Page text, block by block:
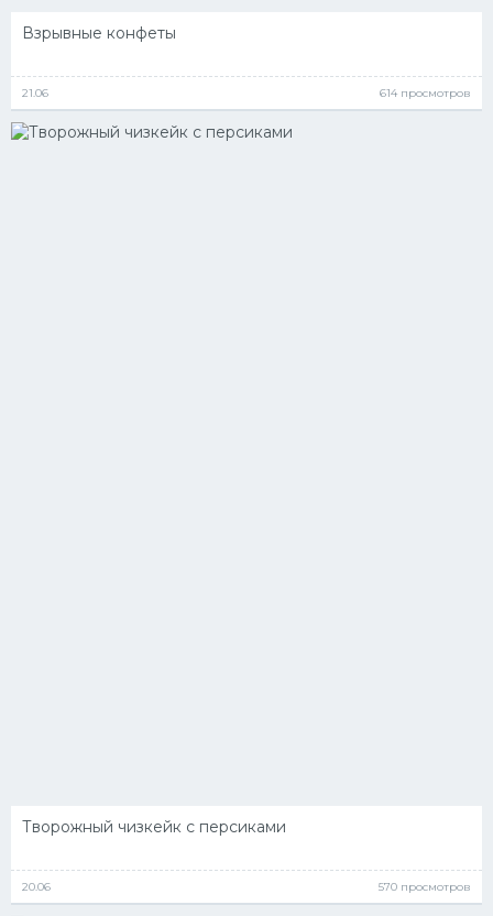
Взрывные конфеты
21.06 614 просмотров
Творожный чизкейк с персиками
20.06 570 просмотров